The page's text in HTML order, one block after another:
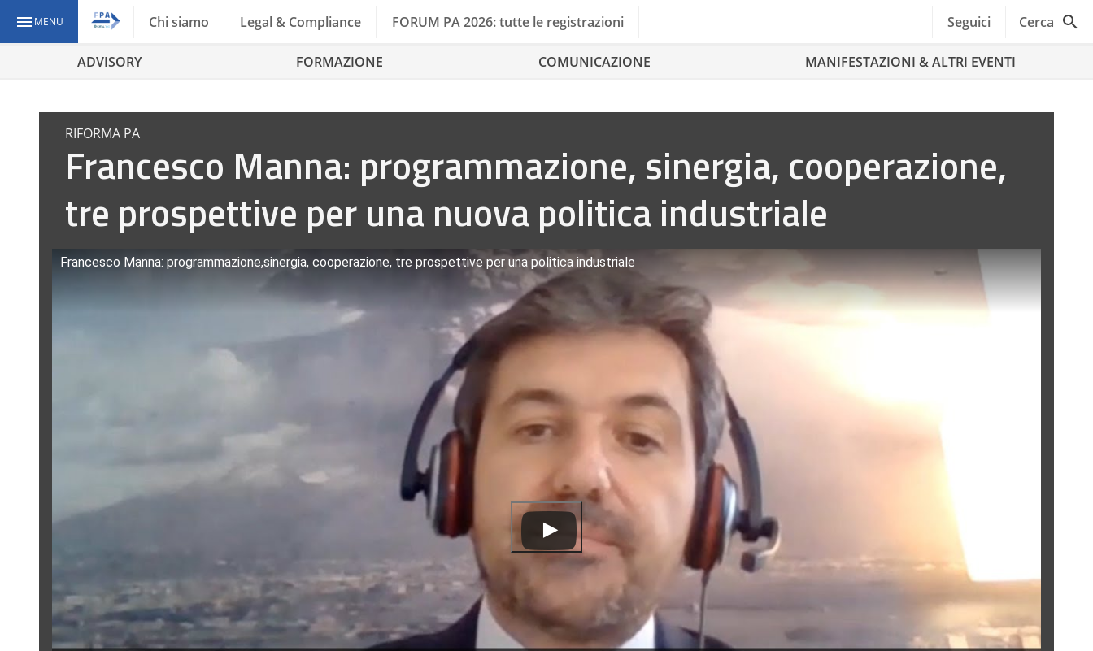
MENU Chi siamo Legal & Compliance FORUM PA 2026: tutte le registrazioni Seguici Cerca
ADVISORY FORMAZIONE COMUNICAZIONE MANIFESTAZIONI & ALTRI EVENTI
RIFORMA PA
Francesco Manna: programmazione, sinergia, cooperazione,
tre prospettive per una nuova politica industriale
Francesco Manna: programmazione,sinergia, cooperazione, tre prospettive per una politica industriale